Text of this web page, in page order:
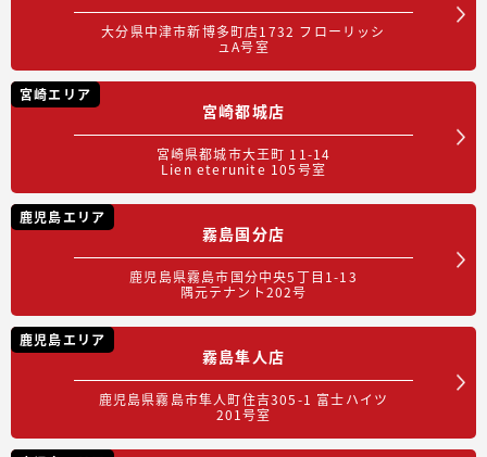
大分県中津市新博多町店1732 フローリッシ
ュA号室
宮崎エリア
宮崎都城店
宮崎県都城市大王町 11-14
Lien eterunite 105号室
鹿児島エリア
霧島国分店
鹿児島県霧島市国分中央5丁目1-13
隅元テナント202号
鹿児島エリア
霧島隼人店
鹿児島県霧島市隼人町住吉305-1 富士ハイツ
201号室